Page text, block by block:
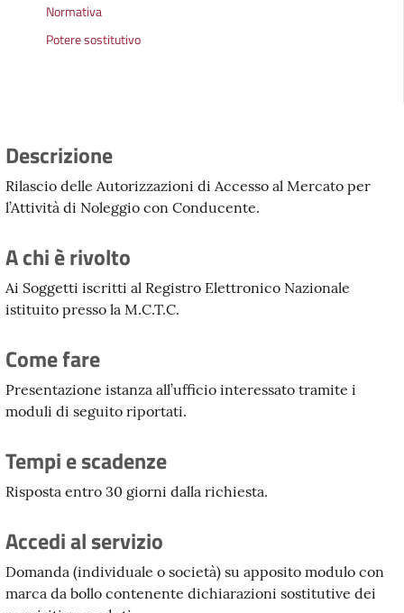
Normativa
Potere sostitutivo
Descrizione
Rilascio delle Autorizzazioni di Accesso al Mercato per
l’Attività di Noleggio con Conducente.
A chi è rivolto
Ai Soggetti iscritti al Registro Elettronico Nazionale
istituito presso la M.C.T.C.
Come fare
Presentazione istanza all’ufficio interessato tramite i
moduli di seguito riportati.
Tempi e scadenze
Risposta entro 30 giorni dalla richiesta.
Accedi al servizio
Domanda (individuale o società) su apposito modulo con
marca da bollo contenente dichiarazioni sostitutive dei